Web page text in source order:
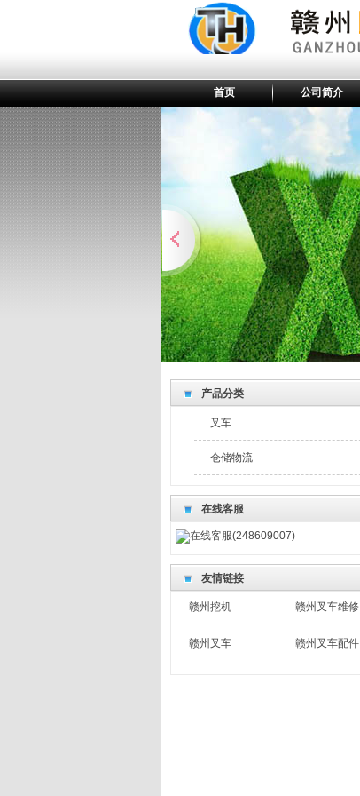
首页 公司简介
产品分类
叉车
仓储物流
在线客服
在线客服(248609007)
友情链接
赣州挖机 赣州叉车维修
赣州叉车 赣州叉车配件